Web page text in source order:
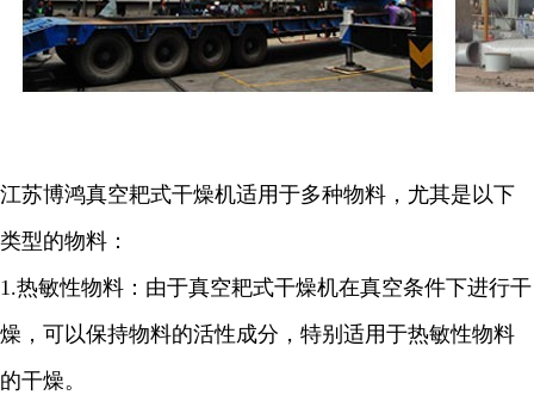
江苏博鸿真空耙式干燥机适用于多种物料，尤其是以下
类型的物料：
1.热敏性物料：由于真空耙式干燥机在真空条件下进行干
燥，可以保持物料的活性成分，特别适用于热敏性物料
的干燥。